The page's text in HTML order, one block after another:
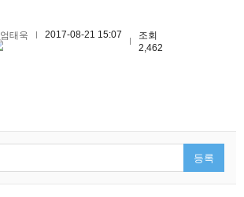
엄태욱 2017-08-21 15:07
조회
2,462
등록